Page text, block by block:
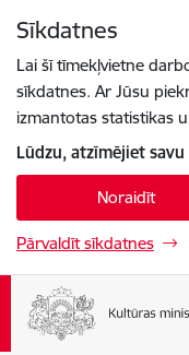
Sīkdatnes
Lai šī tīmekļvietne
sīkdatnes. Ar Jūsu
izmantotas statistikas
Lūdzu, atzīmējiet savu
Noraidīt
Pārvaldīt sīkdatnes